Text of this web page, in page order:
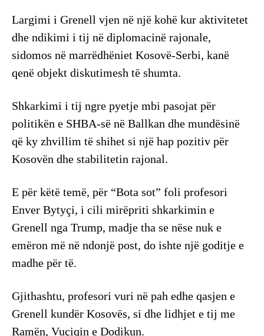
Largimi i Grenell vjen në një kohë kur aktivitetet
dhe ndikimi i tij në diplomacinë rajonale,
sidomos në marrëdhëniet Kosovë-Serbi, kanë
qenë objekt diskutimesh të shumta.
Shkarkimi i tij ngre pyetje mbi pasojat për
politikën e SHBA-së në Ballkan dhe mundësinë
që ky zhvillim të shihet si një hap pozitiv për
Kosovën dhe stabilitetin rajonal.
E për këtë temë, për “Bota sot” foli profesori
Enver Bytyçi, i cili mirëpriti shkarkimin e
Grenell nga Trump, madje tha se nëse nuk e
emëron më në ndonjë post, do ishte një goditje e
madhe për të.
Gjithashtu, profesori vuri në pah edhe qasjen e
Grenell kundër Kosovës, si dhe lidhjet e tij me
Ramën, Vuçiqin e Dodikun.